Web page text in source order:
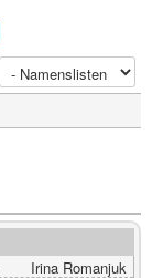
Irina Romanjuk